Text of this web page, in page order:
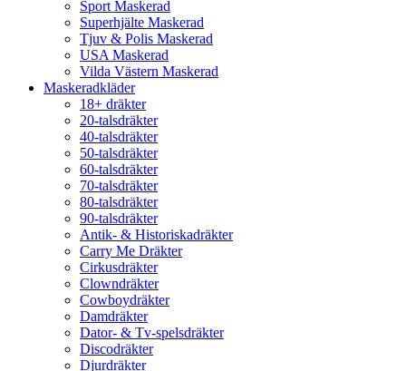
Sport Maskerad
Superhjälte Maskerad
Tjuv & Polis Maskerad
USA Maskerad
Vilda Västern Maskerad
Maskeradkläder
18+ dräkter
20-talsdräkter
40-talsdräkter
50-talsdräkter
60-talsdräkter
70-talsdräkter
80-talsdräkter
90-talsdräkter
Antik- & Historiskadräkter
Carry Me Dräkter
Cirkusdräkter
Clowndräkter
Cowboydräkter
Damdräkter
Dator- & Tv-spelsdräkter
Discodräkter
Djurdräkter